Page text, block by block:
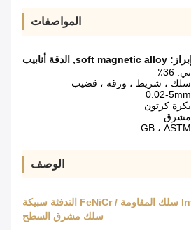
المواصفات
إبراز: soft magnetic alloy
, الدقة أنابيب
ني: 36٪
سلك ، شريط ، ورقة ، قضيب
0.02-5mm
بكرة كرتون
مشرق
GB ، ASTM
الوصف
غيغابايت القياسية Invar 36 سلك المقاومة / FeNiCr التدفئة سبيكة
سلك مشرق السطح